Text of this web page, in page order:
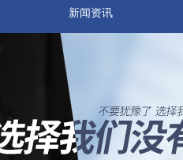
新闻资讯